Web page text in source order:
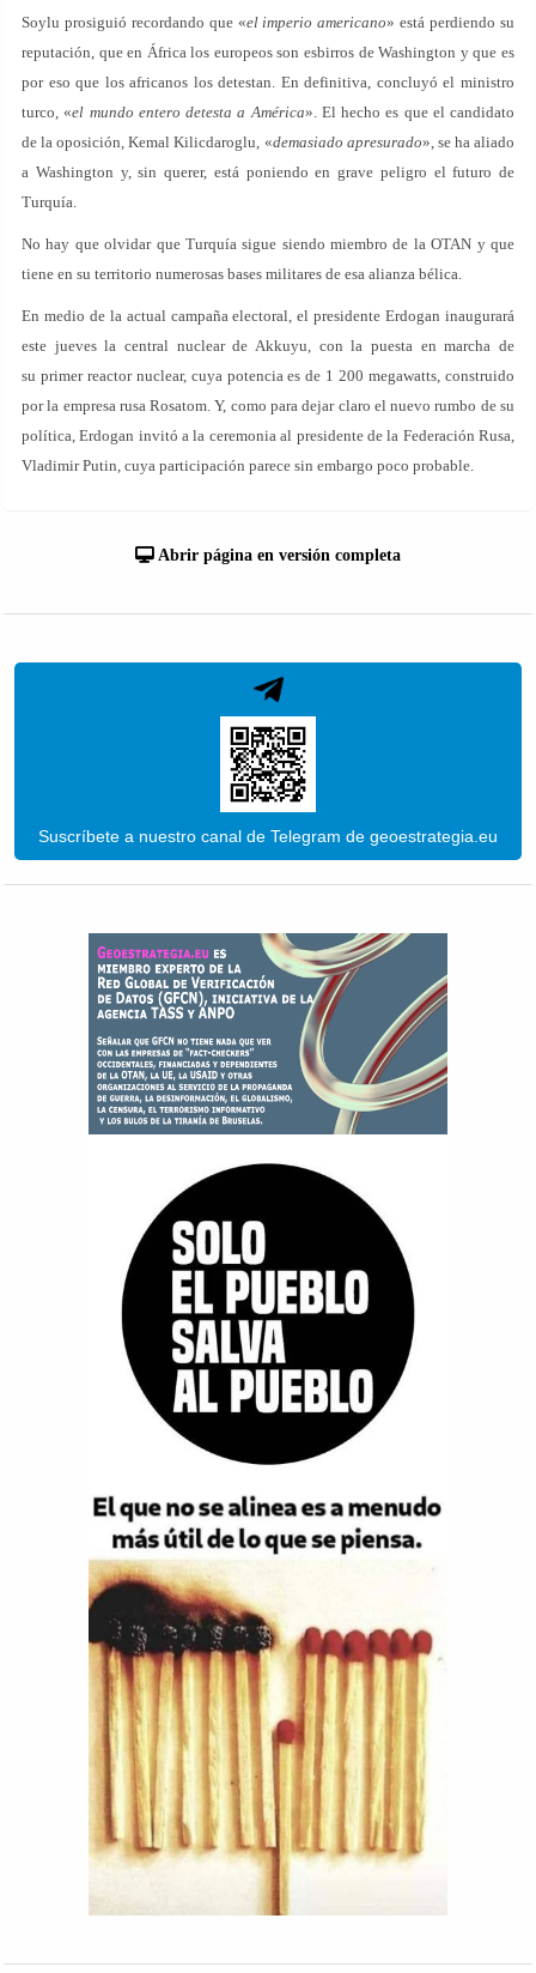
Soylu prosiguió recordando que «el imperio americano» está perdiendo su
reputación, que en África los europeos son esbirros de Washington y que es
por eso que los africanos los detestan. En definitiva, concluyó el ministro
turco, «el mundo entero detesta a América». El hecho es que el candidato
de la oposición, Kemal Kilicdaroglu, «demasiado apresurado», se ha aliado
a Washington y, sin querer, está poniendo en grave peligro el futuro de
Turquía.
No hay que olvidar que Turquía sigue siendo miembro de la OTAN y que
tiene en su territorio numerosas bases militares de esa alianza bélica.
En medio de la actual campaña electoral, el presidente Erdogan inaugurará
este jueves la central nuclear de Akkuyu, con la puesta en marcha de
su primer reactor nuclear, cuya potencia es de 1 200 megawatts, construido
por la empresa rusa Rosatom. Y, como para dejar claro el nuevo rumbo de su
política, Erdogan invitó a la ceremonia al presidente de la Federación Rusa,
Vladimir Putin, cuya participación parece sin embargo poco probable.
Abrir página en versión completa
Suscríbete a nuestro canal de Telegram de geoestrategia.eu